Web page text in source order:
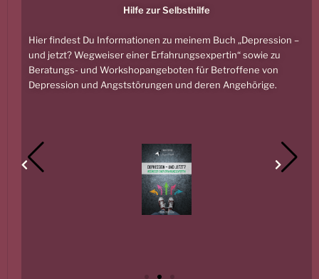
Hilfe zur Selbsthilfe
Hier findest Du Informationen zu meinem Buch „Depression –
und jetzt? Wegweiser einer Erfahrungsexpertin“ sowie zu
Beratungs- und Workshopangeboten für Betroffene von
Depression und Angststörungen und deren Angehörige.